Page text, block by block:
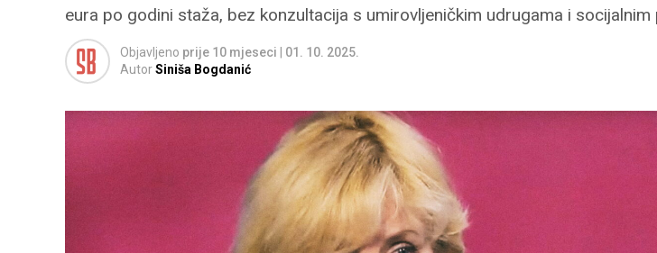
eura po godini staža, bez konzultacija s umirovljeničkim udrugama i socijalnim
Objavljeno prije 10 mjeseci
01. 10. 2025.
AutorSiniša Bogdanić